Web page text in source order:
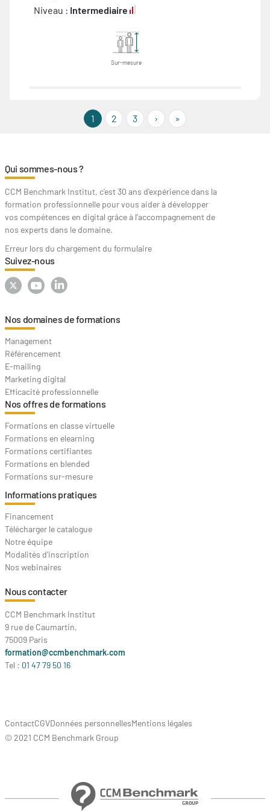
Niveau : Intermediaire
Sur-mesure
1 2 3 › ›› »Last »
Qui sommes-nous ?
CCM Benchmark Institut, c'est 30 ans d'expérience dans la
formation professionnelle pour vous aider à développer
vos compétences en digital grâce à l’accompagnement de
nos experts dans le domaine.
Erreur lors du chargement du formulaire
Suivez-nous
Nos domaines de formations
Management
Référencement
E-mailing
Marketing digital
Efficacité professionnelle
Nos offres de formations
Formations en classe virtuelle
Formations en elearning
Formations certifiantes
Formations en blended
Formations sur-mesure
Informations pratiques
Financement
Télécharger le catalogue
Notre équipe
Modalités d'inscription
Nos webinaires
Nous contacter
CCM Benchmark Institut
9 rue de Caumartin,
75009 Paris
formation@ccmbenchmark.com
Tel : 01 47 79 50 16
ContactCGVDonnées personnellesMentions légales
© 2021 CCM Benchmark Group